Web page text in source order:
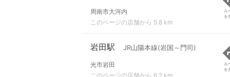
周南市大河内
このページの店舗から 5.8 km
ル
を
岩田駅 JR山陽本線(岩国～門司)
光市岩田
このページの店舗から 6.2 km
ル
を